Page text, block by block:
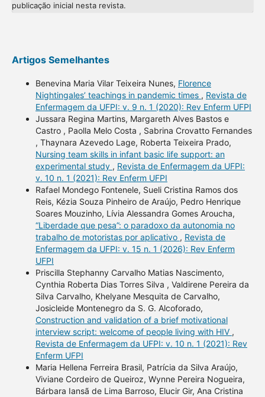
publicação inicial nesta revista.
Artigos Semelhantes
Benevina Maria Vilar Teixeira Nunes, Florence
Nightingales’ teachings in pandemic times , Revista de
Enfermagem da UFPI: v. 9 n. 1 (2020): Rev Enferm UFPI
Jussara Regina Martins, Margareth Alves Bastos e
Castro , Paolla Melo Costa , Sabrina Crovatto Fernandes
, Thaynara Azevedo Lage, Roberta Teixeira Prado,
Nursing team skills in infant basic life support: an
experimental study , Revista de Enfermagem da UFPI:
v. 10 n. 1 (2021): Rev Enferm UFPI
Rafael Mondego Fontenele, Sueli Cristina Ramos dos
Reis, Kézia Souza Pinheiro de Araújo, Pedro Henrique
Soares Mouzinho, Lívia Alessandra Gomes Aroucha,
“Liberdade que pesa”: o paradoxo da autonomia no
trabalho de motoristas por aplicativo , Revista de
Enfermagem da UFPI: v. 15 n. 1 (2026): Rev Enferm
UFPI
Priscilla Stephanny Carvalho Matias Nascimento,
Cynthia Roberta Dias Torres Silva , Valdirene Pereira da
Silva Carvalho, Khelyane Mesquita de Carvalho,
Josicleide Montenegro da S. G. Alcoforado,
Construction and validation of a brief motivational
interview script: welcome of people living with HIV ,
Revista de Enfermagem da UFPI: v. 10 n. 1 (2021): Rev
Enferm UFPI
Maria Hellena Ferreira Brasil, Patrícia da Silva Araújo,
Viviane Cordeiro de Queiroz, Wynne Pereira Nogueira,
Bárbara Iansã de Lima Barroso, Elucir Gir, Ana Cristina